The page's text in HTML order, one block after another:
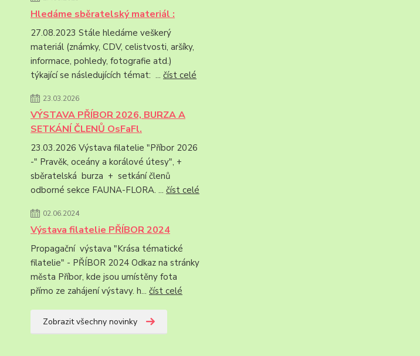
Hledáme sběratelský materiál :
27.08.2023 Stále hledáme veškerý
materiál (známky, CDV, celistvosti, aršíky,
informace, pohledy, fotografie atd.)
týkající se následujících témat: ... číst celé
23.03.2026
VÝSTAVA PŘÍBOR 2026, BURZA A
SETKÁNÍ ČLENŮ OsFaFl.
23.03.2026 Výstava filatelie "Příbor 2026
-" Pravěk, oceány a korálové útesy", +
sběratelská burza + setkání členů
odborné sekce FAUNA-FLORA. ... číst celé
02.06.2024
Výstava filatelie PŘÍBOR 2024
Propagační výstava "Krása tématické
filatelie" - PŘÍBOR 2024 Odkaz na stránky
města Příbor, kde jsou umístěny fota
přímo ze zahájení výstavy. h... číst celé
Zobrazit všechny novinky